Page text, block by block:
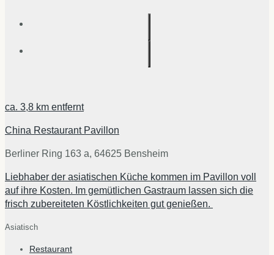
ca. 3,8 km entfernt
China Restaurant Pavillon
Berliner Ring 163 a, 64625 Bensheim
Liebhaber der asiatischen Küche kommen im Pavillon voll
auf ihre Kosten. Im gemütlichen Gastraum lassen sich die
frisch zubereiteten Köstlichkeiten gut genießen.
Asiatisch
Restaurant